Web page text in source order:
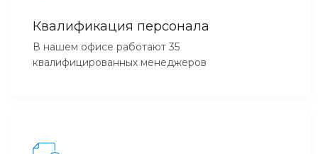
Квалификация персонала
В нашем офисе работают 35
квалифицированных менеджеров